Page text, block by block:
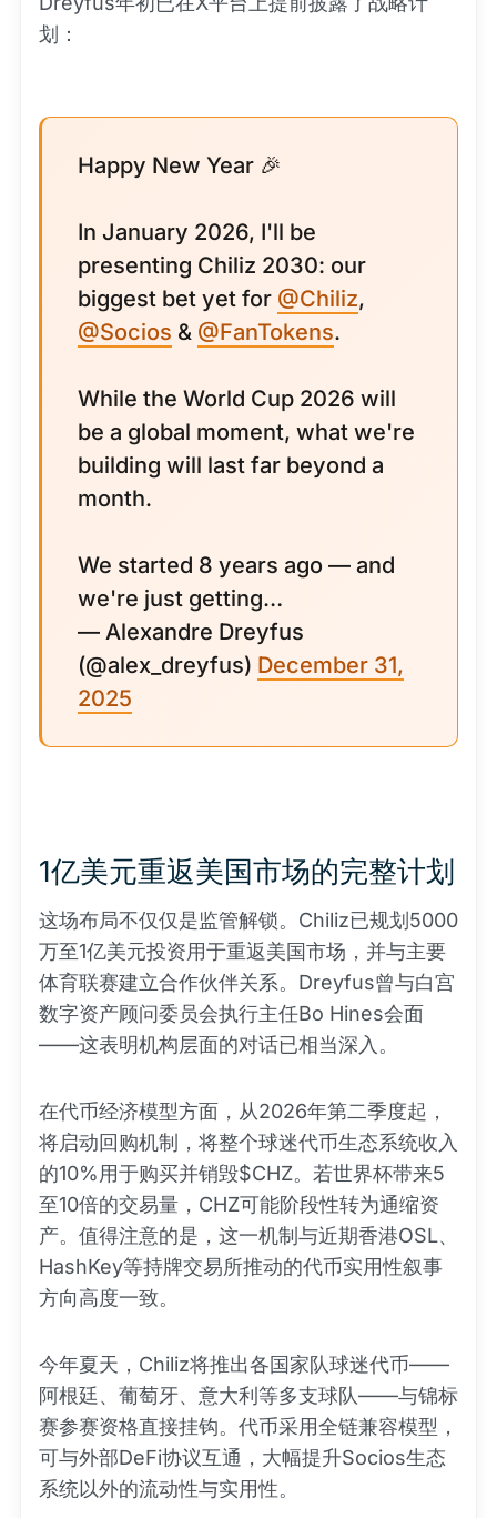
划：
Happy New Year 🎉
In January 2026, I'll be
presenting Chiliz 2030: our
biggest bet yet for @Chiliz,
@Socios & @FanTokens.
While the World Cup 2026 will
be a global moment, what we're
building will last far beyond a
month.
We started 8 years ago — and
we're just getting…
— Alexandre Dreyfus
(@alex_dreyfus) December 31,
2025
1亿美元重返美国市场的完整计划
这场布局不仅仅是监管解锁。Chiliz已规划5000
万至1亿美元投资用于重返美国市场，并与主要
体育联赛建立合作伙伴关系。Dreyfus曾与白宫
数字资产顾问委员会执行主任Bo Hines会面
——这表明机构层面的对话已相当深入。
在代币经济模型方面，从2026年第二季度起，
将启动回购机制，将整个球迷代币生态系统收入
的10%用于购买并销毁$CHZ。若世界杯带来5
至10倍的交易量，CHZ可能阶段性转为通缩资
产。值得注意的是，这一机制与近期香港OSL、
HashKey等持牌交易所推动的代币实用性叙事
方向高度一致。
今年夏天，Chiliz将推出各国家队球迷代币——
阿根廷、葡萄牙、意大利等多支球队——与锦标
赛参赛资格直接挂钩。代币采用全链兼容模型，
可与外部DeFi协议互通，大幅提升Socios生态
系统以外的流动性与实用性。